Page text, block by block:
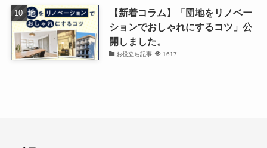
【新着コラム】「団地をリノベー
ションでおしゃれにするコツ」公
開しました。
お役立ち記事 1617